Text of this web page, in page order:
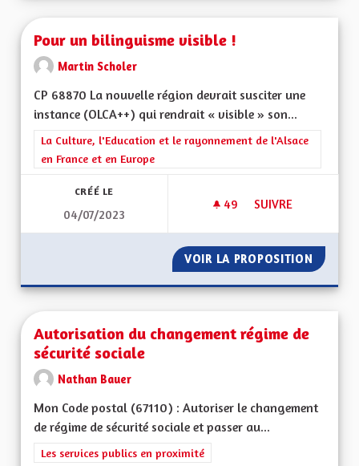
Pour un bilinguisme visible !
Martin Scholer
CP 68870 La nouvelle région devrait susciter une
instance (OLCA++) qui rendrait « visible » son...
Filtrer les résultats de la catégorie : La Culture, l'Education et
La Culture, l'Education et le rayonnement de l'Alsace
en France et en Europe
CRÉÉ LE
04/07/2023
49 49 ABONNÉS
SUIVRE
VOIR LA PROPOSITION POUR
Autorisation du changement régime de
sécurité sociale
Nathan Bauer
Mon Code postal (67110) : Autoriser le changement
de régime de sécurité sociale et passer au...
Filtrer les résultats de la catégorie : Les services publics en
Les services publics en proximité